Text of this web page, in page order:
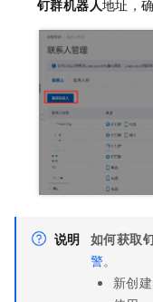
钉群机器人地址，
说明 如何获取
警。
新创